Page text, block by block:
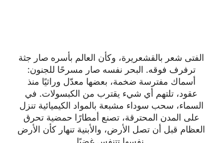
الفتى شعر بالقشعريرة، وكأن العالم بأسره صار جثة
ترفرف فوقه. البحر نفسه صار مسرحًا للجنون:
أسماك مفترسة ضخمة، بعضها معدّل وراثيًا منذ
عقود، تلتهم أي شيء يقترب من الكبسولات. في
السماء، سحب سوداء مشبعة بالمواد الكيميائية تنزل
على المدن المحترقة، تصنع أمطارًا حمضية تحرق
العظام قبل أن تصل الأرض، والأبنية تنهار كأن الأرض